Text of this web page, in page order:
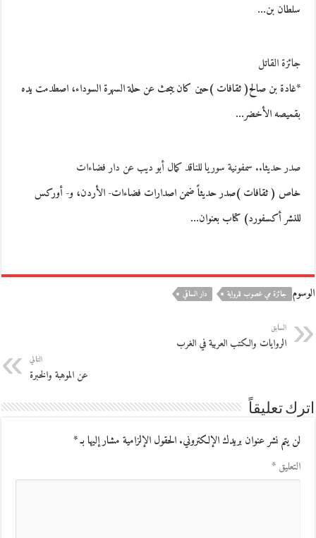
سلطان بن…
جائزة القاتل
*غادة بن صالح( ثقافات )حين كان يبحث عن حلة السهرة السوداء، اصطدمت يده
بقميصه الأخضر…
صدر حديثا.. سمفونية سوريا للناقد كمال أبو ديب عن دار فضاءات
خاص ( ثقافات )صدر حديثاً ضمن اصدارات فضاءات- الأردن، و- أوركس
للنشر أكسفورد) كتاب بعنوان…
الوسوم جائزة مي غصوب للرواية دار الساقي
السابق
الروايات والكتب العربية في الغرب
التالي
عن الموهبة والخبرة
اترك تعليقاً
لن يتم نشر عنوان بريدك الإلكتروني.الحقول الإلزامية مشار إليها بـ*
التعليق*